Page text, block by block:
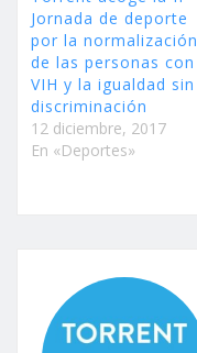
Jornada de deporte
por la normalización
de las personas con
VIH y la igualdad sin
discriminación
12 diciembre, 2017
En «Deportes»